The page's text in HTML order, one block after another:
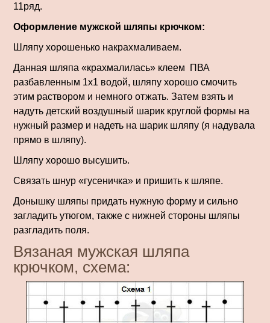
11ряд.
Оформление мужской шляпы крючком:
Шляпу хорошенько накрахмаливаем.
Данная шляпа «крахмалилась» клеем ПВА
разбавленным 1х1 водой, шляпу хорошо смочить
этим раствором и немного отжать. Затем взять и
надуть детский воздушный шарик круглой формы на
нужный размер и надеть на шарик шляпу (я надувала
прямо в шляпу).
Шляпу хорошо высушить.
Связать шнур «гусеничка» и пришить к шляпе.
Донышку шляпы придать нужную форму и сильно
загладить утюгом, также с нижней стороны шляпы
разгладить поля.
Вязаная мужская шляпа
крючком, схема: